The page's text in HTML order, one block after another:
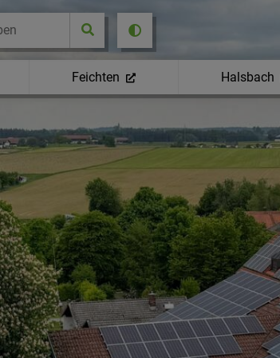
Feichten Halsbach